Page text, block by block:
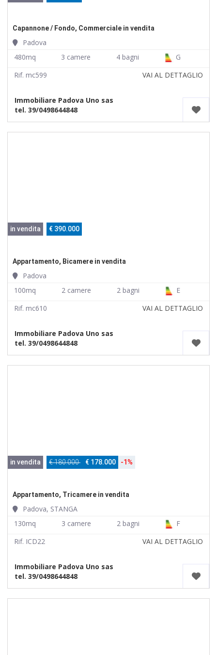
Capannone / Fondo, Commerciale in vendita
Padova
480mq
3 camere 4 bagni
G
Rif. mc599
VAI AL DETTAGLIO
Immobiliare Padova Uno sas
tel. 39/0498644848
in vendita € 390.000
Appartamento, Bicamere in vendita
Padova
100mq
2 camere 2 bagni
E
Rif. mc610
VAI AL DETTAGLIO
Immobiliare Padova Uno sas
tel. 39/0498644848
in vendita € 180.000 € 178.000 -1%
Appartamento, Tricamere in vendita
Padova, STANGA
130mq
3 camere 2 bagni
F
Rif. ICD22
VAI AL DETTAGLIO
Immobiliare Padova Uno sas
tel. 39/0498644848